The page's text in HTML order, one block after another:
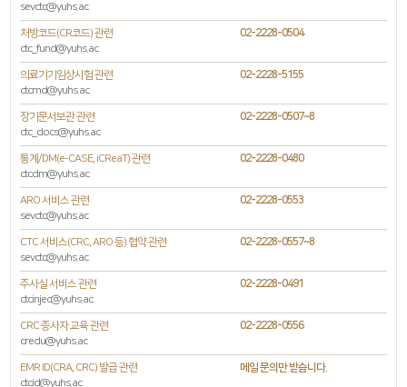
sevctc@yuhs.ac
처방코드(CR코드) 관련
02-2228-0504
ctc_fund@yuhs.ac
의료기기임상시험 관련
02-2228-5155
ctcmd@yuhs.ac
장기문서보관 관련
02-2228-0507~8
ctc_docs@yuhs.ac
통계/DM(e-CASE, iCReaT) 관련
02-2228-0480
ctcdm@yuhs.ac
ARO 서비스 관련
02-2228-0553
sevctc@yuhs.ac
CTC 서비스(CRC, ARO 등) 협약 관련
02-2228-0557~8
sevctc@yuhs.ac
주사실 서비스 관련
02-2228-0491
ctcinjec@yuhs.ac
CRC 종사자 교육 관련
02-2228-0556
credu@yuhs.ac
EMR ID(CRA, CRC) 발급 관련
메일 문의만 받습니다.
ctcid@yuhs.ac